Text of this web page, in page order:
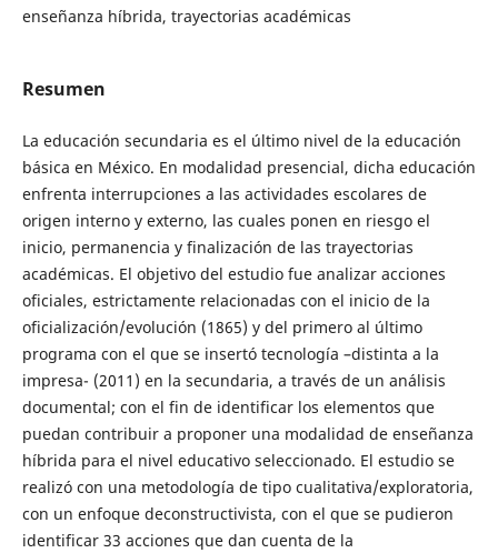
enseñanza híbrida, trayectorias académicas
Resumen
La educación secundaria es el último nivel de la educación
básica en México. En modalidad presencial, dicha educación
enfrenta interrupciones a las actividades escolares de
origen interno y externo, las cuales ponen en riesgo el
inicio, permanencia y finalización de las trayectorias
académicas. El objetivo del estudio fue analizar acciones
oficiales, estrictamente relacionadas con el inicio de la
oficialización/evolución (1865) y del primero al último
programa con el que se insertó tecnología –distinta a la
impresa- (2011) en la secundaria, a través de un análisis
documental; con el fin de identificar los elementos que
puedan contribuir a proponer una modalidad de enseñanza
híbrida para el nivel educativo seleccionado. El estudio se
realizó con una metodología de tipo cualitativa/exploratoria,
con un enfoque deconstructivista, con el que se pudieron
identificar 33 acciones que dan cuenta de la